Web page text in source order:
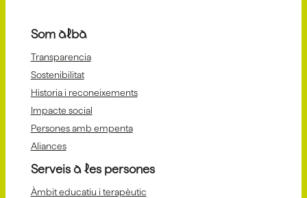
Som alba
Transparencia
Sostenibilitat
Historia i reconeixements
Impacte social
Persones amb empenta
Aliances
Serveis a les persones
Àmbit educatiu i terapèutic